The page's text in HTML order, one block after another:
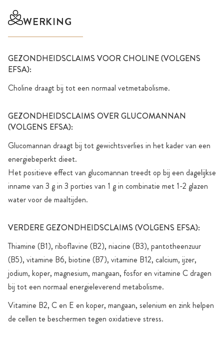
WERKING
GEZONDHEIDSCLAIMS VOOR CHOLINE (VOLGENS
EFSA):
Choline draagt bij tot een normaal vetmetabolisme.
GEZONDHEIDSCLAIMS OVER GLUCOMANNAN
(VOLGENS EFSA):
Glucomannan draagt bij tot gewichtsverlies in het kader van een
energiebeperkt dieet.
Het positieve effect van glucomannan treedt op bij een dagelijkse
inname van 3 g in 3 porties van 1 g in combinatie met 1-2 glazen
water voor de maaltijden.
VERDERE GEZONDHEIDSCLAIMS (VOLGENS EFSA):
Thiamine (B1), riboflavine (B2), niacine (B3), pantotheenzuur
(B5), vitamine B6, biotine (B7), vitamine B12, calcium, ijzer,
jodium, koper, magnesium, mangaan, fosfor en vitamine C dragen
bij tot een normaal energieleverend metabolisme.
Vitamine B2, C en E en koper, mangaan, selenium en zink helpen
de cellen te beschermen tegen oxidatieve stress.